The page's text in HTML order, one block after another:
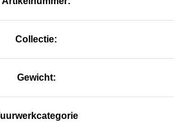
Collectie:
Gewicht: